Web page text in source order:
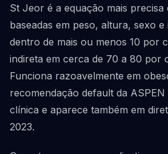
St Jeor é a equação mais precisa
baseadas em peso, altura, sexo
dentro de mais ou menos 10 por
indireta em cerca de 70 a 80 por
Funciona razoavelmente em
recomendação default da
clínica e aparece também em
2023.